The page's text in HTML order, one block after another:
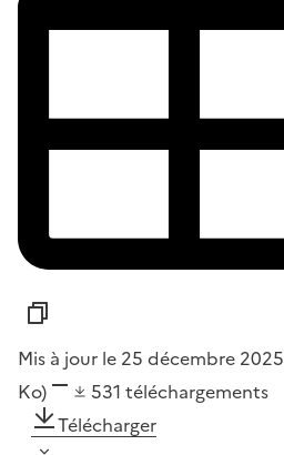
Mis à jour le 25 décembre 2025
Ko)
531 téléchargements
Télécharger